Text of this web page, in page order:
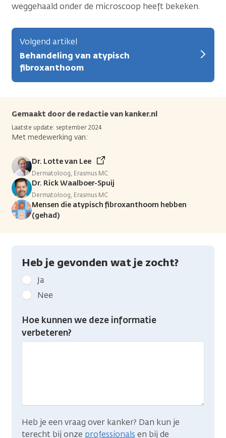
weggehaald onder de microscoop heeft bekeken.
Volgend artikel
Behandeling van atypisch
fibroxanthoom
Gemaakt door de redactie van kanker.nl
Laatste update: september 2024
Met medewerking van:
Dr. Lotte van Lee
Dermatoloog, Erasmus MC
Dr. Rick Waalboer-Spuij
Dermatoloog, Erasmus MC
Mensen die atypisch fibroxanthoom hebben
(gehad)
Heb je gevonden wat je zocht?
Geef
kanker.nl
feedback:
Heb
gevonden
Ja
Nee
Hoe kunnen we deze informatie
verbeteren?
Heb je een vraag over kanker? Dan kun je
terecht bij onze professionals en bij de